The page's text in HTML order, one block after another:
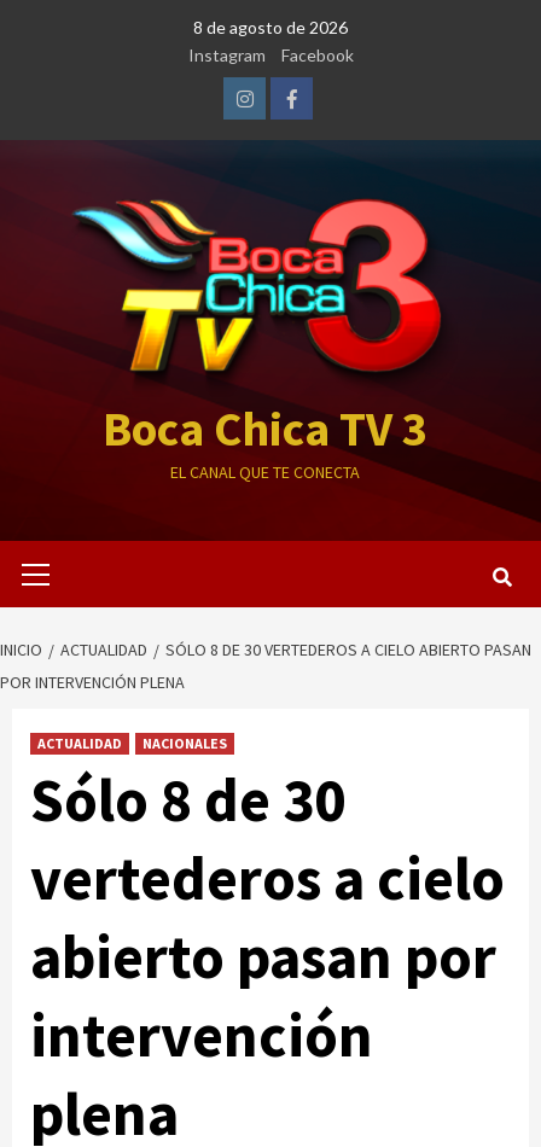
8 de agosto de 2026
Instagram
Facebook
InstagramFacebook
Boca Chica TV 3
EL CANAL QUE TE CONECTA
primario
INICIO ACTUALIDAD
SÓLO 8 DE 30 VERTEDEROS A CIELO ABIERTO PASAN
POR INTERVENCIÓN PLENA
ACTUALIDAD NACIONALES
Sólo 8 de 30
vertederos a cielo
abierto pasan por
intervención
plena